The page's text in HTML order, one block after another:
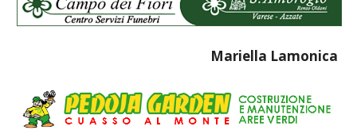
Mariella Lamonica